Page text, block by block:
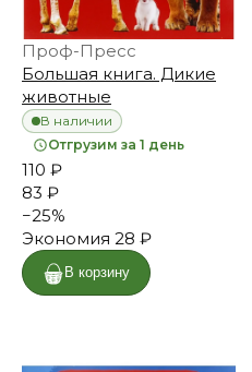
Проф-Пресс
Большая книга. Дикие
животные
В наличии
Отгрузим за 1 день
110 ₽
83 ₽
−25%
Экономия 28 ₽
В корзину